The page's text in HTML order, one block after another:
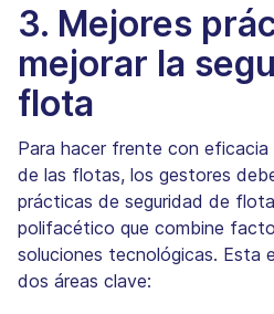
3. Mejores
mejorar la
flota
Para hacer frente con
de las flotas, los gestores
prácticas de seguridad de
polifacético que combine
soluciones tecnológicas. Esta
dos áreas clave: